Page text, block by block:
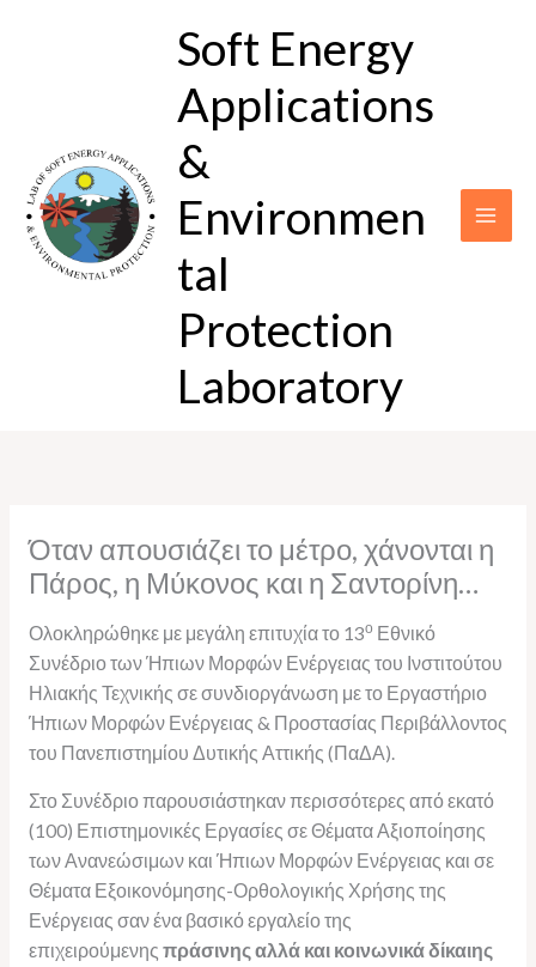
Soft Energy
Applications
&
Environmen
tal
Protection
Laboratory
Όταν απουσιάζει το μέτρο, χάνονται η
Πάρος, η Μύκονος και η Σαντορίνη…
Ολοκληρώθηκε με μεγάλη επιτυχία το 13ο Εθνικό
Συνέδριο των Ήπιων Μορφών Ενέργειας του Ινστιτούτου
Ηλιακής Τεχνικής σε συνδιοργάνωση με το Εργαστήριο
Ήπιων Μορφών Ενέργειας & Προστασίας Περιβάλλοντος
του Πανεπιστημίου Δυτικής Αττικής (ΠαΔΑ).
Στο Συνέδριο παρουσιάστηκαν περισσότερες από εκατό
(100) Επιστημονικές Εργασίες σε Θέματα Αξιοποίησης
των Ανανεώσιμων και Ήπιων Μορφών Ενέργειας και σε
Θέματα Εξοικονόμησης-Ορθολογικής Χρήσης της
Ενέργειας σαν ένα βασικό εργαλείο της
επιχειρούμενης πράσινης αλλά και κοινωνικά δίκαιης